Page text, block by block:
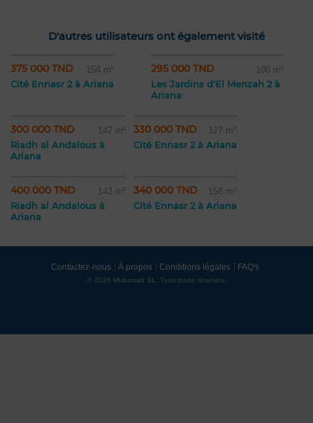
D'autres utilisateurs ont également visité
375 000 TND 154 m²
Cité Ennasr 2 à Ariana
295 000 TND 100 m²
Les Jardins d'El Menzah 2 à
Ariana
300 000 TND 147 m²
Riadh al Andalous à
Ariana
330 000 TND 127 m²
Cité Ennasr 2 à Ariana
400 000 TND 143 m²
Riadh al Andalous à
Ariana
340 000 TND 158 m²
Cité Ennasr 2 à Ariana
Contactez-nous À propos Conditions légales FAQ's
© 2026 Mubawab SL. Tous droits réservés.